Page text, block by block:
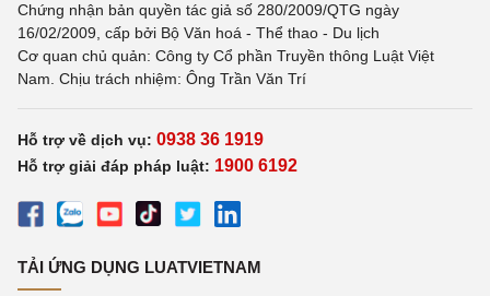
Chứng nhận bản quyền tác giả số 280/2009/QTG ngày
16/02/2009, cấp bởi Bộ Văn hoá - Thể thao - Du lịch
Cơ quan chủ quản: Công ty Cổ phần Truyền thông Luật Việt
Nam. Chịu trách nhiệm: Ông Trần Văn Trí
Hỗ trợ về dịch vụ: 0938 36 1919
Hỗ trợ giải đáp pháp luật: 1900 6192
TẢI ỨNG DỤNG LUATVIETNAM